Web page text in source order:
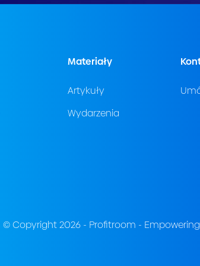
Materiały
Artykuły
Wydarzenia
© Copyright 2026 - Profitroom -